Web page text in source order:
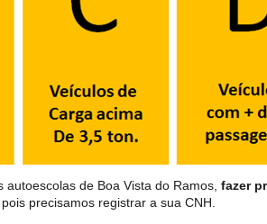
autoescolas de Boa Vista do Ramos, fazer
precisamos registrar a sua CNH.